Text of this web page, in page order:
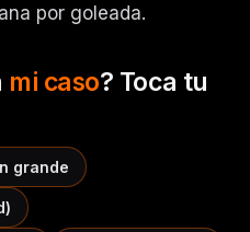
por goleada.
mi caso? Toca tu
grande